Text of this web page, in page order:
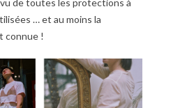
de toutes les protections à
… et au moins la
connue !